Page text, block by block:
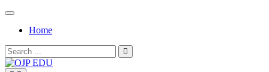
Skip
contentHome
Search
for: